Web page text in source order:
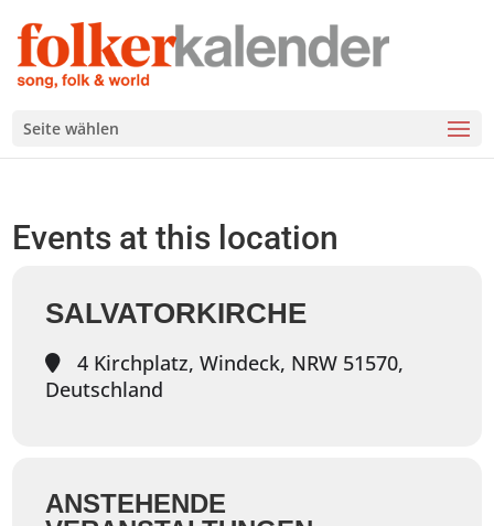
Seite wählen
Events at this location
SALVATORKIRCHE
4 Kirchplatz, Windeck, NRW 51570,
Deutschland
ANSTEHENDE